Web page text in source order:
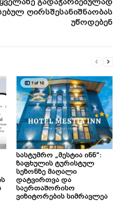
ყველაზე გადაჭარბებულად
ღირსშესანიშნაობას
უწოდებენ
სასტუმრო „მესტია ინნ“:
ზაფხულის ტურისტულ
სეზონზე მაღალი
დატვირთვა და
საერთაშორისო
ვიზიტორების სიმრავლეა